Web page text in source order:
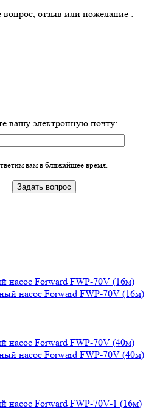
отзыв или пожелание :
вашу электронную почту:
вам в ближайшее время.
насос Forward FWP-70V (16м)
насос Forward FWP-70V (40м)
насос Forward FWP-70V-1 (16м)